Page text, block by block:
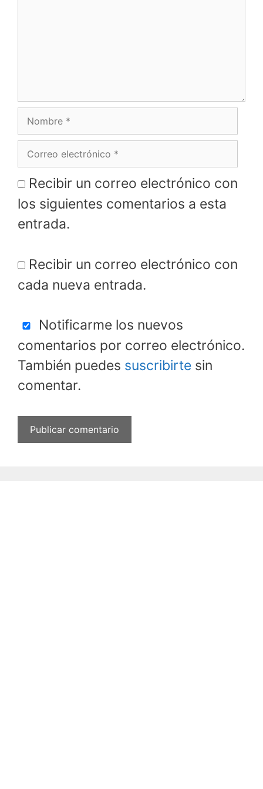
electrónico
Recibir un correo electrónico con
los siguientes comentarios a esta
entrada.
Recibir un correo electrónico con
cada nueva entrada.
Notificarme los nuevos
comentarios por correo electrónico.
También puedes suscribirte sin
comentar.